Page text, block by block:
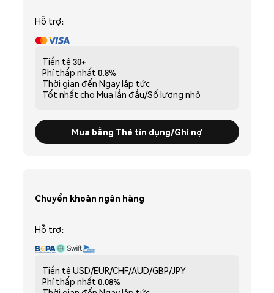
Hỗ trợ:
Tiền tệ 30+
Phí thấp nhất 0.8%
Thời gian đến Ngay lập tức
Tốt nhất cho Mua lần đầu/Số lượng nhỏ
Mua bằng Thẻ tín dụng/Ghi nợ
Chuyển khoản ngân hàng
Hỗ trợ:
Tiền tệ USD/EUR/CHF/AUD/GBP/JPY
Phí thấp nhất 0.08%